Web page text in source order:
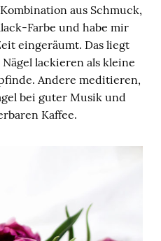
aus Schmuck,
Farbe und habe mir
eingeräumt. Das liegt
lackieren als kleine
Andere meditieren,
bei guter Musik und
Kaffee.